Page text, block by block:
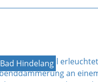
Bad Hindelang